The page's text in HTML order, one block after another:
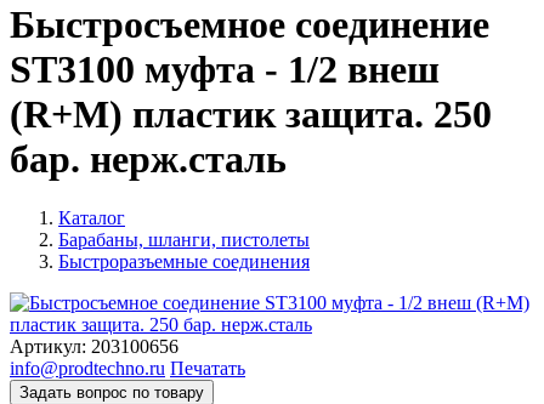
Быстросъемное соединение
ST3100 муфта - 1/2 внеш
(R+M) пластик защита. 250
бар. нерж.сталь
Каталог
Барабаны, шланги, пистолеты
Быстроразъемные соединения
Артикул: 203100656
info@prodtechno.ru Печатать
Задать вопрос по товару